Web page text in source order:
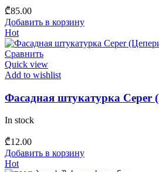
₾85.00
Добавить в корзину
Hot
Сравнить
Quick view
Add to wishlist
Фасадная штукатурка Ceper
In stock
₾12.00
Добавить в корзину
Hot